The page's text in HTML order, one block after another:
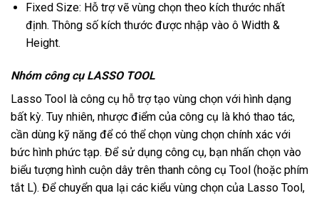
Fixed Size: Hỗ trợ vẽ vùng chọn theo kích thước nhất
định. Thông số kích thước được nhập vào ô Width &
Height.
Nhóm công cụ LASSO TOOL
Lasso Tool là công cụ hỗ trợ tạo vùng chọn với hình dạng
bất kỳ. Tuy nhiên, nhược điểm của công cụ là khó thao tác,
cần dùng kỹ năng để có thể chọn vùng chọn chính xác với
bức hình phức tạp. Để sử dụng công cụ, bạn nhấn chọn vào
biểu tượng hình cuộn dây trên thanh công cụ Tool (hoặc phím
tắt L). Để chuyển qua lại các kiểu vùng chọn của Lasso Tool,